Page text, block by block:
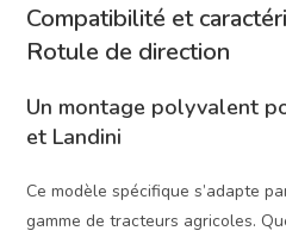
Compatibilité et
Rotule de direction
Un montage polyvalent
et Landini
Ce modèle spécifique s’adapte
gamme de tracteurs agricoles.